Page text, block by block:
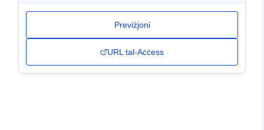
Previżjoni
URL tal-Aċċess